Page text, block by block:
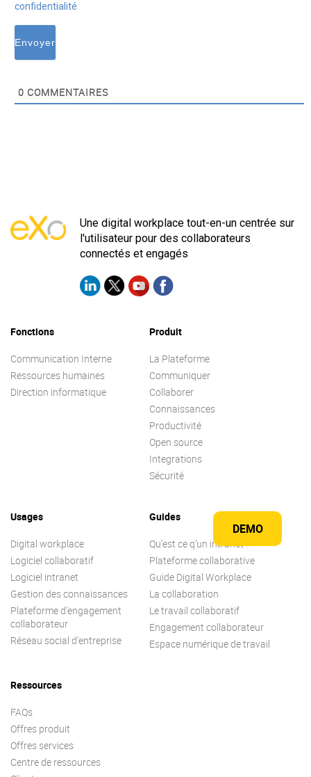
DEMO
confidentialité
0 COMMENTAIRES
Une digital workplace tout-en-un centrée sur
l'utilisateur pour des collaborateurs
connectés et engagés
Fonctions
Communication Interne
Ressources humaines
Direction informatique
Produit
La Plateforme
Communiquer
Collaborer
Connaissances
Productivité
Open source
Integrations
Sécurité
Usages
Digital workplace
Logiciel collaboratif
Logiciel intranet
Gestion des connaissances
Plateforme d’engagement
collaborateur
Réseau social d’entreprise
Guides
Qu’est ce q’un intranet ?
Plateforme collaborative
Guide Digital Workplace
La collaboration
Le travail collaboratif
Engagement collaborateur
Espace numérique de travail
Ressources
FAQs
Offres produit
Offres services
Centre de ressources